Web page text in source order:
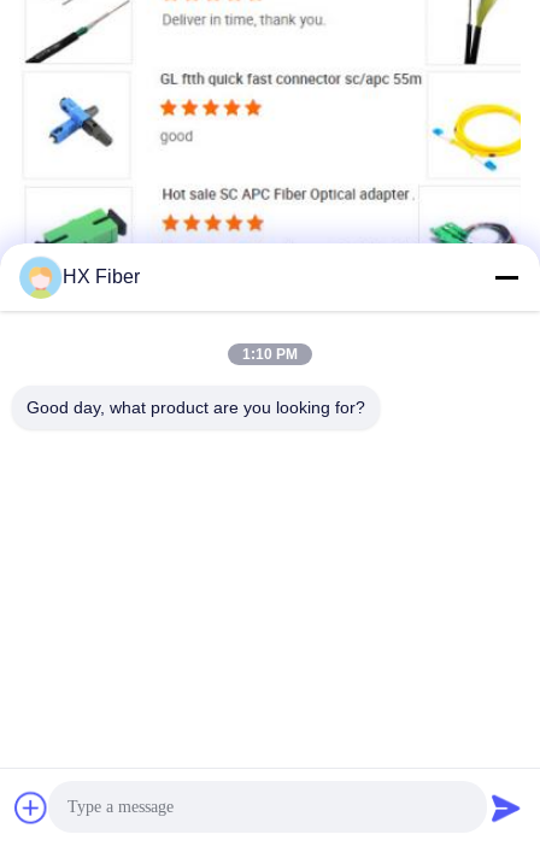
HX Fiber
1:10 PM
Good day, what product are you looking for?